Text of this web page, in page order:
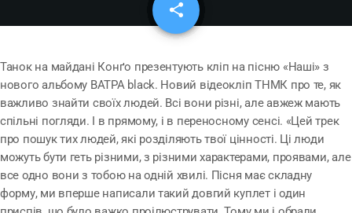
share
email
Танок на майдані Конґо презентують кліп на пісню «Наші» з
нового альбому ВАТРА black. Новий відеокліп ТНМК про те, як
важливо знайти своїх людей. Всі вони різні, але авжеж мають
спільні погляди. І в прямому, і в переносному сенсі. «Цей трек
про пошук тих людей, які розділяють твої цінності. Ці люди
можуть бути геть різними, з різними характерами, проявами, але
все одно вони з тобою на одній хвилі. Пісня має складну
форму, ми вперше написали такий довгий куплет і один